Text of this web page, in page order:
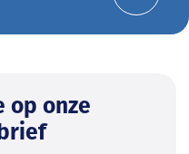
op onze